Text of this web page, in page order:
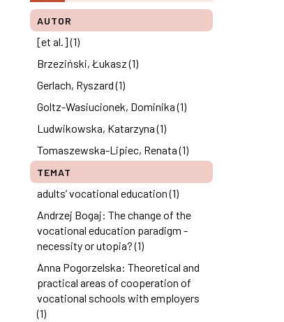
AUTOR
[et al.] (1)
Brzeziński, Łukasz (1)
Gerlach, Ryszard (1)
Goltz-Wasiucionek, Dominika (1)
Ludwikowska, Katarzyna (1)
Tomaszewska-Lipiec, Renata (1)
TEMAT
adults’ vocational education (1)
Andrzej Bogaj: The change of the
vocational education paradigm -
necessity or utopia? (1)
Anna Pogorzelska: Theoretical and
practical areas of cooperation of
vocational schools with employers
(1)